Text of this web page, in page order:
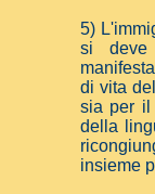
5)
si deve
di vita
sia per il
della
insieme